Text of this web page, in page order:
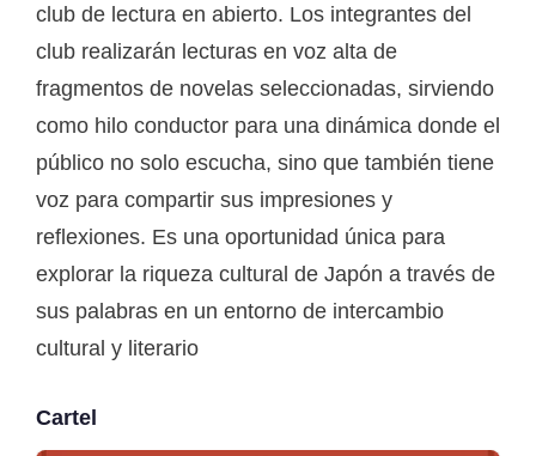
club de lectura en abierto. Los integrantes del
club realizarán lecturas en voz alta de
fragmentos de novelas seleccionadas, sirviendo
como hilo conductor para una dinámica donde el
público no solo escucha, sino que también tiene
voz para compartir sus impresiones y
reflexiones. Es una oportunidad única para
explorar la riqueza cultural de Japón a través de
sus palabras en un entorno de intercambio
cultural y literario
Cartel